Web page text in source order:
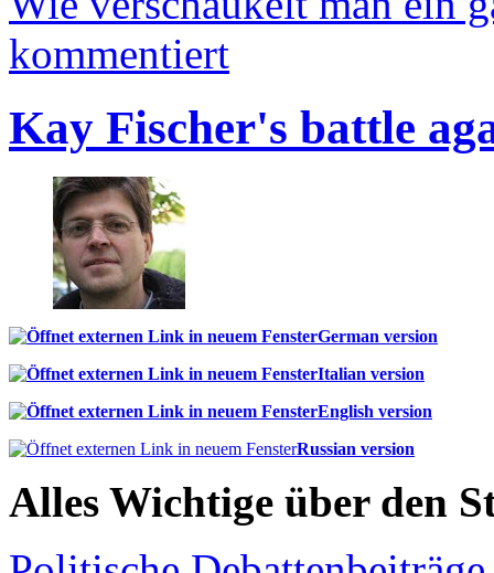
kommentiert
Kay Fischer's battle
German version
Italian version
English version
Russian version
Alles Wichtige über den